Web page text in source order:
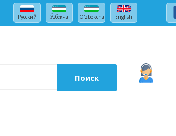
Русский Ўзбекча O'zbekcha English
Поиск